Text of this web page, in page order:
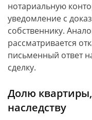
нотариальную
уведомление с
собственнику.
рассматривается
письменный ответ
сделку.
Долю
наследству